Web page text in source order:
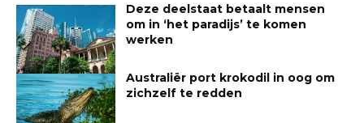
Deze deelstaat betaalt mensen
om in ‘het paradijs’ te komen
werken
Australiër port krokodil in oog om
zichzelf te redden